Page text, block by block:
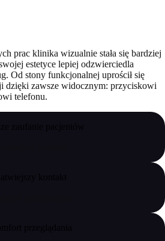
prac klinika wizualnie stała się bardziej
estetyce lepiej odzwierciedla
Od stony funkcjonalnej uprościł się
dzięki zawsze widocznym: przyciskowi
telefonu.